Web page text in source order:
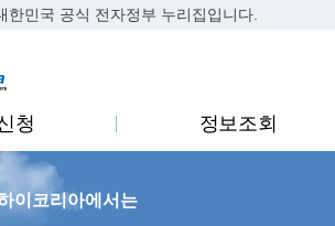
한민국 공식 전자정부 누리집입니다.
청 정보조회
이코리아에서는